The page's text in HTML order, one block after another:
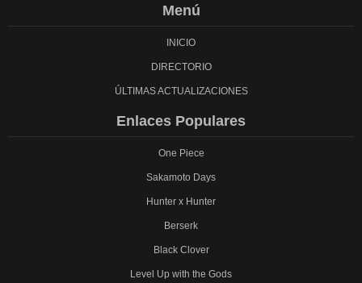
Menú
INICIO
DIRECTORIO
ÚLTIMAS ACTUALIZACIONES
Enlaces Populares
One Piece
Sakamoto Days
Hunter x Hunter
Berserk
Black Clover
Level Up with the Gods